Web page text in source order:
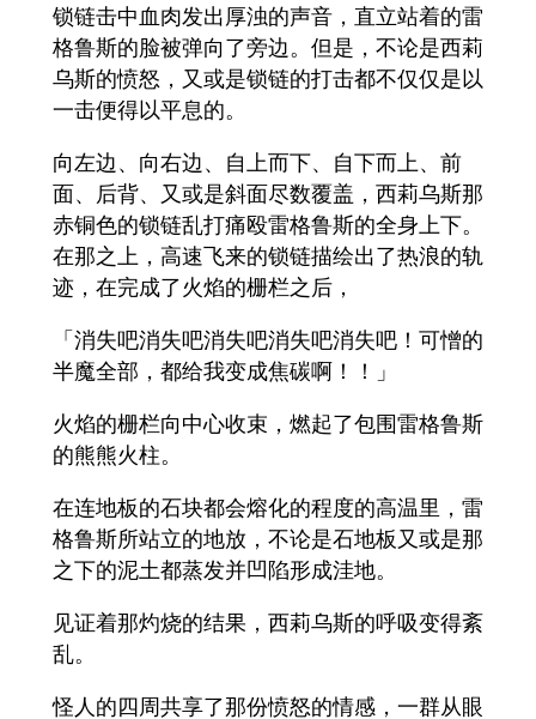
锁链击中血肉发出厚浊的声音，直立站着的雷
格鲁斯的脸被弹向了旁边。但是，不论是西莉
乌斯的愤怒，又或是锁链的打击都不仅仅是以
一击便得以平息的。
向左边、向右边、自上而下、自下而上、前
面、后背、又或是斜面尽数覆盖，西莉乌斯那
赤铜色的锁链乱打痛殴雷格鲁斯的全身上下。
在那之上，高速飞来的锁链描绘出了热浪的轨
迹，在完成了火焰的栅栏之后，
「消失吧消失吧消失吧消失吧消失吧！可憎的
半魔全部，都给我变成焦碳啊！！」
火焰的栅栏向中心收束，燃起了包围雷格鲁斯
的熊熊火柱。
在连地板的石块都会熔化的程度的高温里，雷
格鲁斯所站立的地放，不论是石地板又或是那
之下的泥土都蒸发并凹陷形成洼地。
见证着那灼烧的结果，西莉乌斯的呼吸变得紊
乱。
怪人的四周共享了那份愤怒的情感，一群从眼